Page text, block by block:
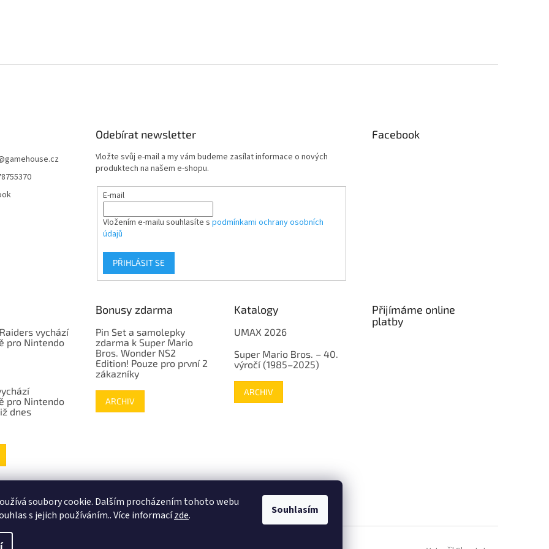
soubory cookie. Dalším procházením tohoto webu
s jejich používáním.. Více informacízde. Souhlasím
gamehouse.cz
Odebírat newsletter
Vložte svůj e-mail a my vám budeme zasílat informace o nových
produktech na našem e-shopu.
E-mail
Vložením e-mailu souhlasíte s podmínkami ochrany osobních
údajů
PŘIHLÁSIT SE
Facebook
vychází
pro Nintendo
pro Nintendo
dnes
Bonusy zdarma
Pin Set a samolepky
zdarma k Super Mario
Bros. Wonder NS2
Edition! Pouze pro první 2
zákazníky
ARCHIV
Katalogy
UMAX 2026
Super Mario Bros. – 40.
výročí (1985–2025)
ARCHIV
Přijímáme online
platby
www.mojenintendo.cz www.boffin.cz www.autodrahy.cz www.fleg.cz